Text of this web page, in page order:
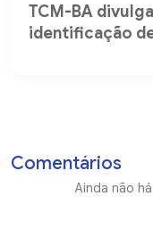
TCM-BA
identificação
Comentários
Ainda não